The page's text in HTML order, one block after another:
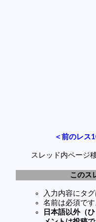
＜前のレス
スレッド内ページ
このス
入力内容にタ
名前は必須です
日本語以外（